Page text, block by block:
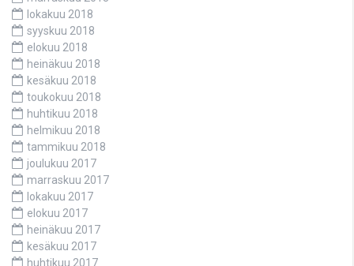
lokakuu 2018
syyskuu 2018
elokuu 2018
heinäkuu 2018
kesäkuu 2018
toukokuu 2018
huhtikuu 2018
helmikuu 2018
tammikuu 2018
joulukuu 2017
marraskuu 2017
lokakuu 2017
elokuu 2017
heinäkuu 2017
kesäkuu 2017
huhtikuu 2017